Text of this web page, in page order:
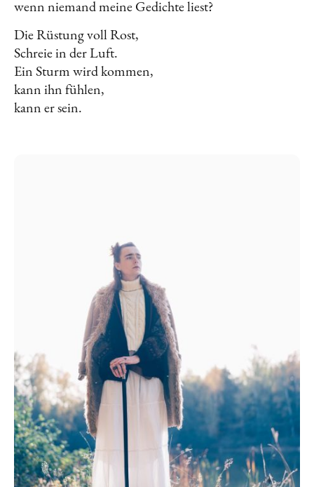
wenn niemand meine Gedichte liest?
Die Rüstung voll Rost,
Schreie in der Luft.
Ein Sturm wird kommen,
kann ihn fühlen,
kann er sein.